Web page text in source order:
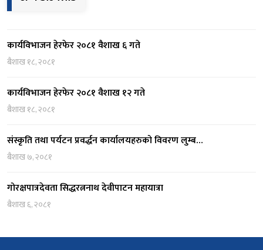
कार्यविभाजन हेरफेर २०८१ वैशाख ६ गते
बैशाख १८, २०८१
कार्यविभाजन हेरफेर २०८१ वैशाख १२ गते
बैशाख १८, २०८१
संस्कृति तथा पर्यटन प्रवर्द्धन कार्यालयहरुको विवरण लुम्ब…
बैशाख ७, २०८१
गोरक्षपात्रदेवता सिद्धरत्ननाथ देवीपाटन महायात्रा
बैशाख ६, २०८१